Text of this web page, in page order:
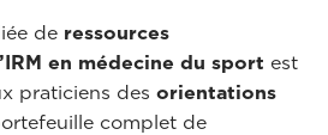
de ressources
en médecine du sport est
praticiens des orientations
complet de